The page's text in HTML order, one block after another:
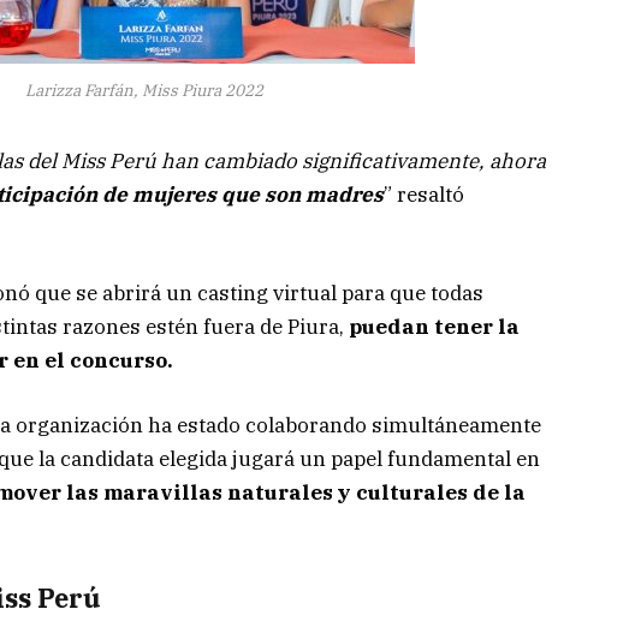
Larizza Farfán, Miss Piura 2022
del Miss Perú han cambiado significativamente, ahora
de mujeres que son madres” resaltó
que se abrirá un casting virtual para que todas
razones estén fuera de Piura, puedan tener la
el concurso.
organización ha estado colaborando simultáneamente
la candidata elegida jugará un papel fundamental en
las maravillas naturales y culturales de la
Perú